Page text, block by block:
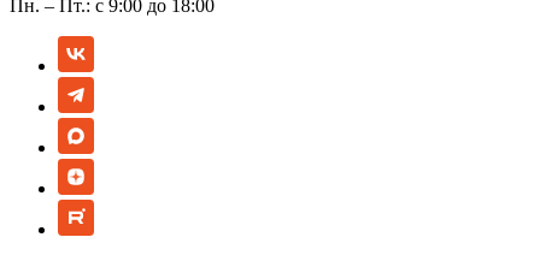
Пн. – Пт.: с 9:00 до 18:00